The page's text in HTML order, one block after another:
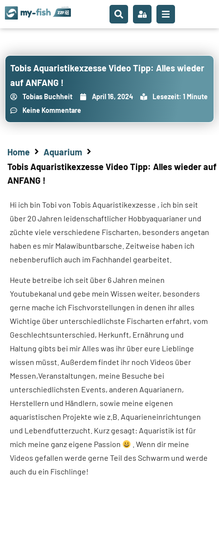
Tobis Aquaristikexzesse Video Tipp: Alles wieder
auf ANFANG !
Tobias Buchheit April 16, 2024
Lesezeit: 1 Minute
Keine Kommentare
Home
Aquarium
Tobis Aquaristikexzesse Video Tipp: Alles wieder auf
ANFANG !
Hi ich bin Tobi von Tobis Aquaristikexzesse , ich bin seit
über 20 Jahren leidenschaftlicher Hobbyaquarianer und
züchte viele verschiedene Fischarten, besonders angetan
haben es mir Malawibuntbarsche. Zeitweise haben ich
nebenberuflich auch im Fachhandel gearbeitet.
Heute betreibe ich seit über 6 Jahren meinen
Youtubekanal und gebe mein Wissen weiter, besonders
gerne mache ich Fischvorstellungen in denen ihr alles
Wichtige über unterschiedlichste Fischarten erfahrt, vom
Geschlechtsunterschied, Herkunft, Ernährung und
Haltung gibts bei mir Alles was ihr über eure Lieblinge
wissen müsst. Außerdem findet ihr noch Videos über
Messen,Veranstaltungen, meine Besuche bei
unterschiedlichsten Events, anderen Aquarianern,
Herstellern und Händlern, sowie meine eigenen
aquaristischen Projekte wie z.B. Aquarieneinrichtungen
und Lebendfutterzucht. Kurz gesagt: Aquaristik ist für
mich meine ganz eigene Passion
. Wenn dir meine
Videos gefallen werde gerne Teil des Schwarm und werde
auch du ein Fischlinge!